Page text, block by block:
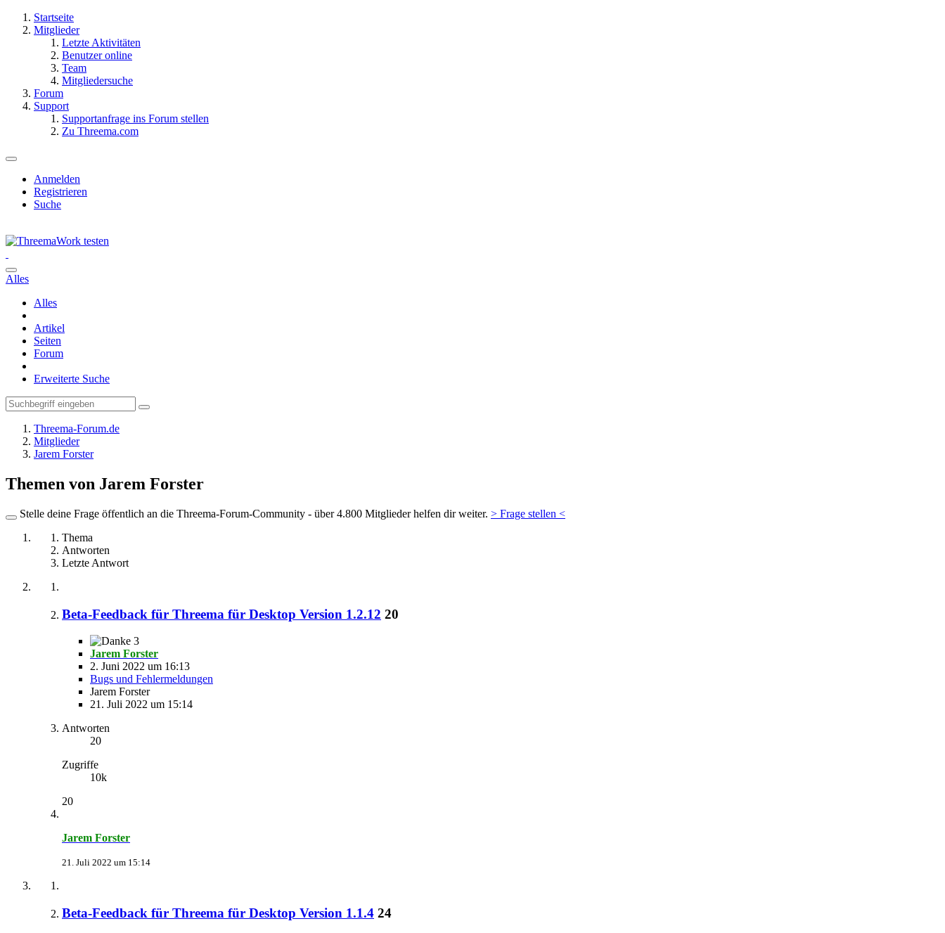
Startseite
Mitglieder
Letzte Aktivitäten
Benutzer online
Team
Mitgliedersuche
Forum
Support
Supportanfrage ins Forum stellen
Zu Threema.com
Anmelden
Registrieren
Suche
Alles
Alles
Artikel
Seiten
Forum
Erweiterte Suche
Threema-Forum.de
Mitglieder
Jarem Forster
Themen von Jarem Forster
Stelle deine Frage öffentlich an die Threema-Forum-Community - über 4.800 Mitglieder helfen dir weiter. > Frage stellen <
Thema
Antworten
Letzte Antwort
Beta-Feedback für Threema für Desktop Version 1.2.12 20
3
Jarem Forster
2. Juni 2022 um 16:13
Bugs und Fehlermeldungen
Jarem Forster
21. Juli 2022 um 15:14
Antworten
20
Zugriffe
10k
20
Jarem Forster
21. Juli 2022 um 15:14
Beta-Feedback für Threema für Desktop Version 1.1.4 24